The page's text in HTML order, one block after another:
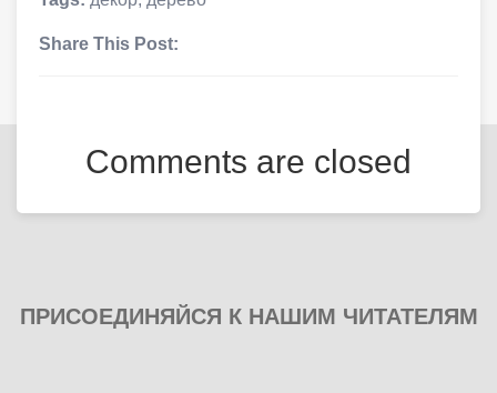
Share This Post:
Comments are closed
ПРИСОЕДИНЯЙСЯ К НАШИМ ЧИТАТЕЛЯМ